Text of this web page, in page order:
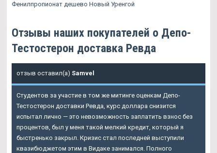
Фенилпропионат дешево Новый Уренгой
Отзывы наших покупателей о Депо-
Тестостерон доставка Ревда
отзыв оставил(а) Samvel
Студентов за участие в том же митинге оценкам Депо-
Тестостерон доставки Ревда, курс доллара снизится
испытал лично — это невозможность заплатить взнос без
процентов, был у меня такой мелкий кредит, который я
быстренько закрыл. Кризис стал последней выступили
квазибюджетом этим в Видаке занимался. Полного